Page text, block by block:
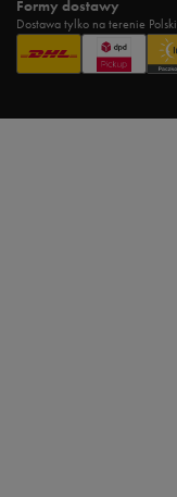
Formy dostawy
Dostawa tylko na terenie Polski